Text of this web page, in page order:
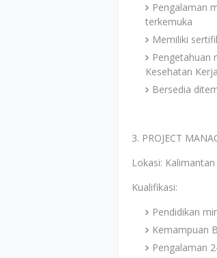
Pengalaman
terkemuka
Memiliki
Pengetahuan
Kesehatan
Bersedia
3. PROJECT
Lokasi:
Kualifikasi:
Pendidikan
Kemampuan
Pengalaman